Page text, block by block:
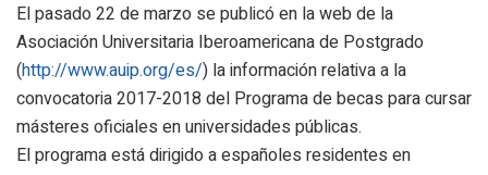
El pasado 22 de marzo se publicó en la web de la
Asociación Universitaria Iberoamericana de Postgrado
(http://www.auip.org/es/) la información relativa a la
convocatoria 2017-2018 del Programa de becas para cursar
másteres oficiales en universidades públicas.
El programa está dirigido a españoles residentes en